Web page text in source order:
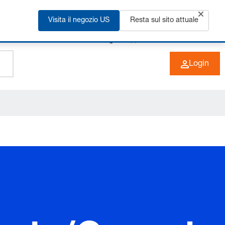
+49 (0) 6266 73-0 IT
Login
Visita il negozio US Resta sul sito attuale